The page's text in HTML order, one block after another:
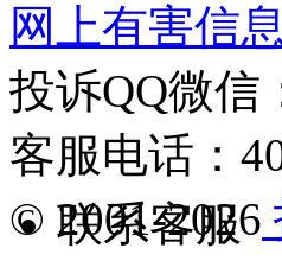
网上有害信
投诉QQ微信
客服电话：
© 2001-2026
联系客服